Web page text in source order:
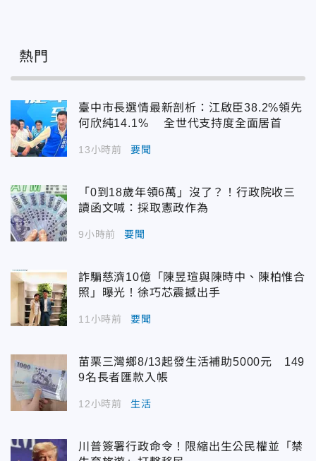
熱門
臺中市長選情最新剖析：江啟臣38.2%領先
何欣純14.1% 全世代支持度全面居首
13小時前 要聞
「0到18歲年領6萬」沒了？！行政院收三
讀函文喊：採取憲政作為
9小時前 要聞
詐騙慈濟10億「陳昱瑄與陳時中、陳柏惟合
照」曝光！徐巧芯震撼出手
11小時前 要聞
苗栗三灣鄉8/13起發生活補助5000元 149
9名長者匯款入帳
12小時前 生活
川普簽署行政命令！限縮出生公民權並「禁